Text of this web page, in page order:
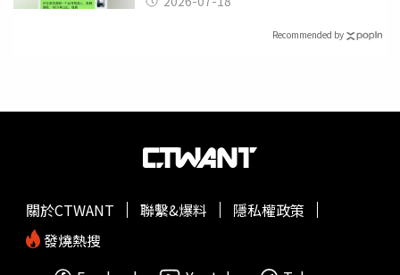
Recommended by
關於CTWANT 聯繫&爆料
隱私權政策
發燒熱搜